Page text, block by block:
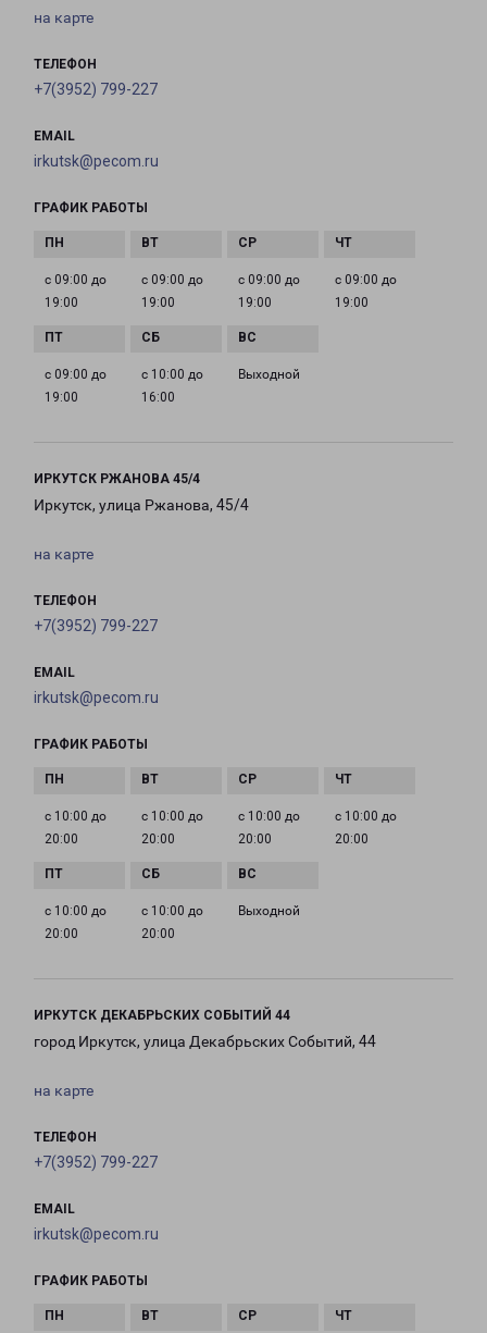
на карте
ТЕЛЕФОН
+7(3952) 799-227
EMAIL
irkutsk@pecom.ru
ГРАФИК РАБОТЫ
с 09:00 до
19:00
с 09:00 до
19:00
с 09:00 до
19:00
с 09:00 до
19:00
с 09:00 до
19:00
с 10:00 до
16:00
Выходной
ИРКУТСК РЖАНОВА 45/4
Иркутск, улица Ржанова, 45/4
на карте
ТЕЛЕФОН
+7(3952) 799-227
EMAIL
irkutsk@pecom.ru
ГРАФИК РАБОТЫ
с 10:00 до
20:00
с 10:00 до
20:00
с 10:00 до
20:00
с 10:00 до
20:00
с 10:00 до
20:00
с 10:00 до
20:00
Выходной
ИРКУТСК ДЕКАБРЬСКИХ СОБЫТИЙ 44
город Иркутск, улица Декабрьских Событий, 44
на карте
ТЕЛЕФОН
+7(3952) 799-227
EMAIL
irkutsk@pecom.ru
ГРАФИК РАБОТЫ